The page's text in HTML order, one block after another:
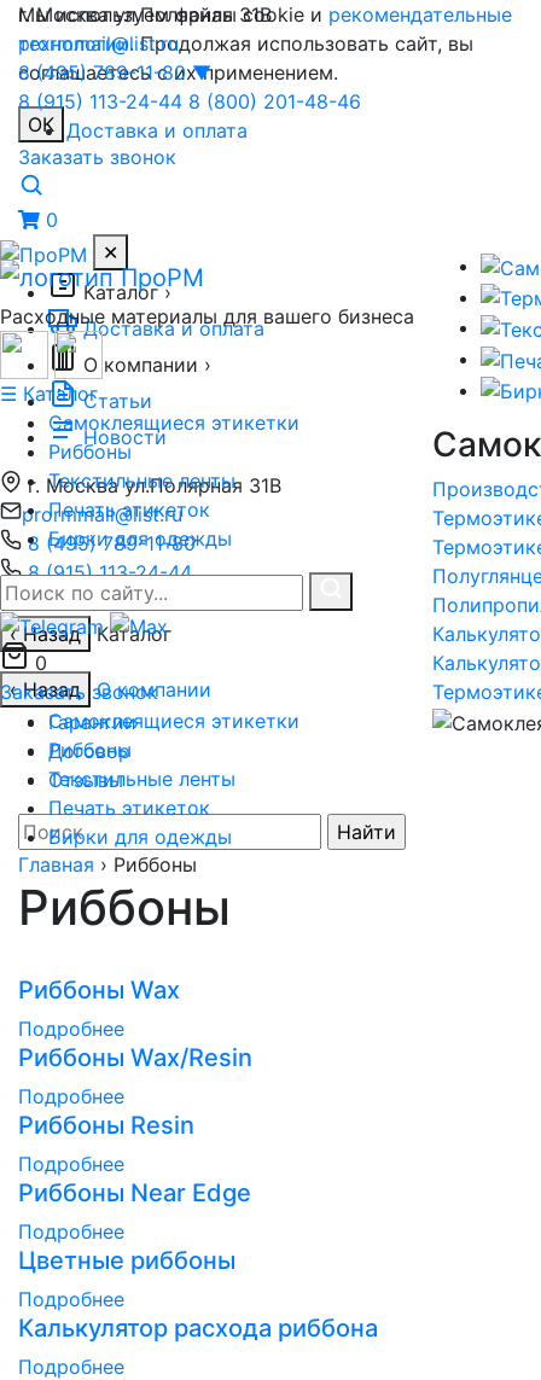
Мы используем файлы cookie и рекомендательные
технологии. Продолжая использовать сайт, вы
соглашаетесь с их применением.
ОК
г. Москва ул.Полярная 31В
prormmail@list.ru
8 (495) 789-11-80▼
8 (915) 113-24-44 8 (800) 201-48-46
Доставка и оплата
Расходные материалы для вашего бизнеса
☰ Каталог
Самоклеящиеся этикетки
Риббоны
Текстильные ленты
Печать этикеток
Бирки для одежды
0
Заказать звонок
Самоклеящиеся этикетки
Риббоны
Текстильные ленты
Печать этикеток
Бирки для одежды
Заказать звонок
0
✕
Каталог ›
Доставка и оплата
О компании ›
Статьи
Новости
г. Москва ул.Полярная 31В
prormmail@list.ru
8 (495) 789-11-80
8 (915) 113-24-44
8 (800) 201-48-46
‹ Назад
Каталог
‹ Назад
О компании
Гарантии
Договор
Отзывы
Найти:
Главная › Риббоны
Риббоны
Риббоны Wax
Подробнее
Риббоны Wax/Resin
Подробнее
Риббоны Resin
Подробнее
Риббоны Near Edge
Подробнее
Цветные риббоны
Подробнее
Калькулятор расхода риббона
Подробнее